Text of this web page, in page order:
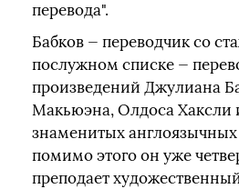
перевода".
Бабков — переводчик со
послужном списке —
произведений Джулиана
Макьюэна, Олдоса Хаксли
знаменитых англоязычных
помимо этого он уже
преподает